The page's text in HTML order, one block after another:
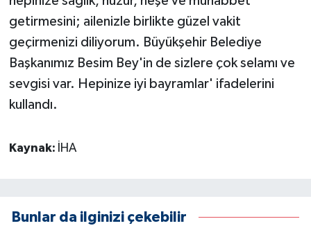
getirmesini; ailenizle birlikte güzel vakit
geçirmenizi diliyorum. Büyükşehir Belediye
Başkanımız Besim Bey'in de sizlere çok selamı ve
sevgisi var. Hepinize iyi bayramlar' ifadelerini
kullandı.
Kaynak: İHA
Bunlar da ilginizi çekebilir